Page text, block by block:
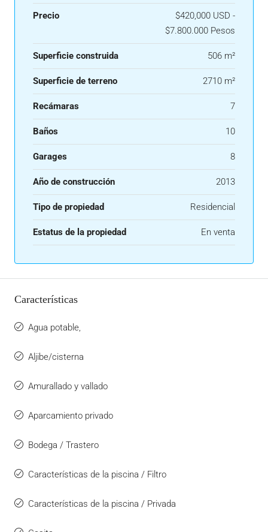
Precio
$420,000 USD -
$7.800.000 Pesos
Superficie construida 506 m²
Superficie de terreno 2710 m²
Recámaras 7
Baños 10
Garages 8
Año de construcción 2013
Tipo de propiedad Residencial
Estatus de la propiedad En venta
Características
Agua potable,
Aljibe/cisterna
Amurallado y vallado
Aparcamiento privado
Bodega / Trastero
Características de la piscina / Filtro
Características de la piscina / Privada